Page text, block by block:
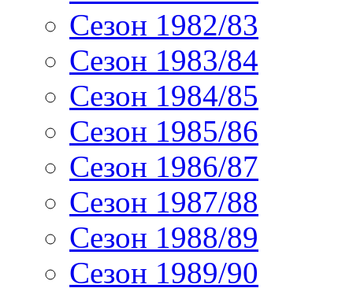
Сезон 1982/83
Сезон 1983/84
Сезон 1984/85
Сезон 1985/86
Сезон 1986/87
Сезон 1987/88
Сезон 1988/89
Сезон 1989/90